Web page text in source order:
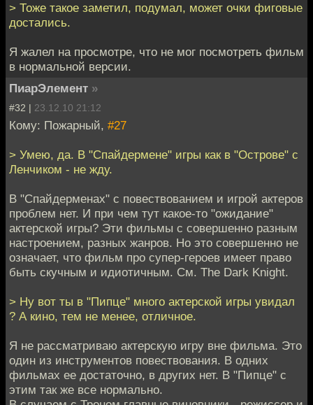
> Тоже такое заметил, подумал, может очки фиговые
достались.
Я жалел на просмотре, что не мог посмотреть фильм
в нормальной версии.
ПиарЭлемент »
#32 | 23.12.10 21:12
Кому: Пожарный, #27
> Умею, да. В "Спайдермене" игры как в "Острове" с
Ленчиком - не жду.
В "Спайдерменах" с повествованием и игрой актеров
проблем нет. И при чем тут какое-то "ожидание"
актерской игры? Эти фильмы с совершенно разным
настроением, разных жанров. Но это совершенно не
означает, что фильм про супер-героев имеет право
быть скучным и идиотичным. См. The Dark Knight.
> Ну вот ты в "Пипце" много актерской игры увидал
? А кино, тем не менее, отличное.
Я не рассматриваю актерскую игру вне фильма. Это
один из инструментов повествования. В одних
фильмах ее достаточно, в других нет. В "Пипце" с
этим так же все нормально.